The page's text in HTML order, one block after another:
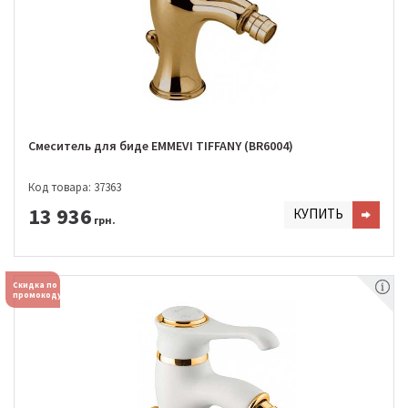
Смеситель для биде EMMEVI TIFFANY (BR6004)
Код товара: 37363
13 936 грн. КУПИТЬ
Скидка по
промокоду